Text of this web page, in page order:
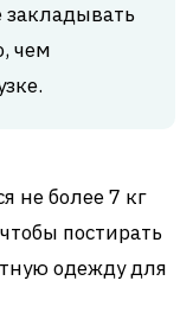
закладывать
чем
не более 7 кг
постирать
одежду для